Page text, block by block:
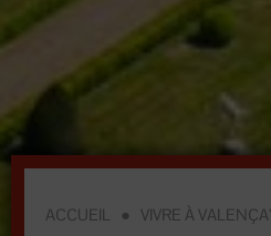
ACCUEIL ● VIVRE À